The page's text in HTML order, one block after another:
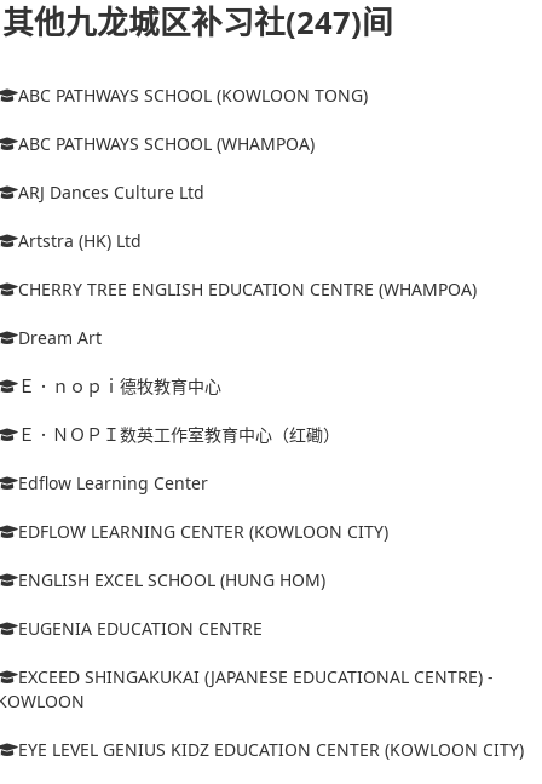
其他九龙城区补习社(247)间
ABC PATHWAYS SCHOOL (KOWLOON TONG)
ABC PATHWAYS SCHOOL (WHAMPOA)
ARJ Dances Culture Ltd
Artstra (HK) Ltd
CHERRY TREE ENGLISH EDUCATION CENTRE (WHAMPOA)
Dream Art
Ｅ．ｎｏｐｉ德牧教育中心
Ｅ．ＮＯＰＩ数英工作室教育中心（红磡）
Edflow Learning Center
EDFLOW LEARNING CENTER (KOWLOON CITY)
ENGLISH EXCEL SCHOOL (HUNG HOM)
EUGENIA EDUCATION CENTRE
EXCEED SHINGAKUKAI (JAPANESE EDUCATIONAL CENTRE) -
EYE LEVEL GENIUS KIDZ EDUCATION CENTER (KOWLOON CITY)